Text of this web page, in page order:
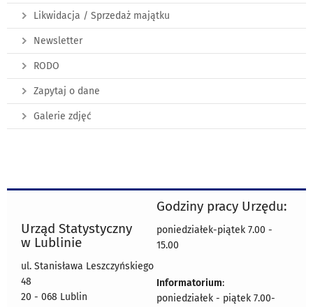
Likwidacja / Sprzedaż majątku
Newsletter
RODO
Zapytaj o dane
Galerie zdjęć
Urząd Statystyczny
w Lublinie
ul. Stanisława Leszczyńskiego
48
20 - 068 Lublin
Godziny pracy Urzędu:
poniedziałek-piątek 7.00 -
15.00
Informatorium:
poniedziałek - piątek 7.00-